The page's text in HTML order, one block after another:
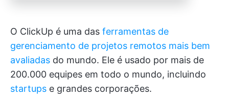
O ClickUp é uma das ferramentas de
gerenciamento de projetos remotos mais bem
avaliadas do mundo. Ele é usado por mais de
200.000 equipes em todo o mundo, incluindo
startups e grandes corporações.